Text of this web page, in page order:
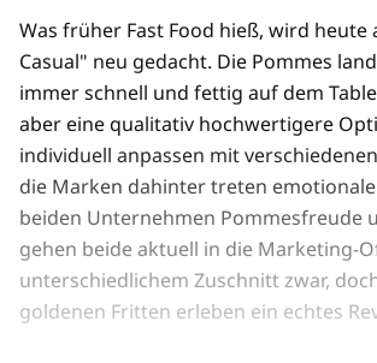
Was früher Fast Food hieß, wird heute
Casual" neu gedacht. Die Pommes
immer schnell und fettig auf dem
aber eine qualitativ hochwertigere
individuell anpassen mit
die Marken dahinter treten
beiden Unternehmen Pommesfreude
gehen beide aktuell in die Marketing-
unterschiedlichem Zuschnitt zwar,
goldenen Fritten erleben ein echtes